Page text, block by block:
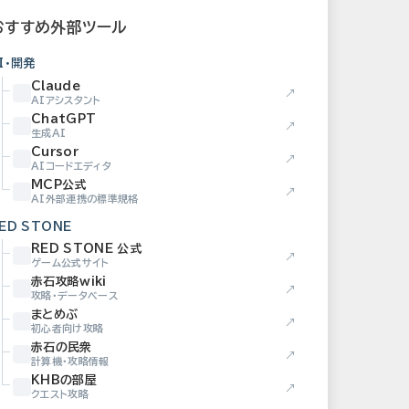
すすめ外部ツール
開発
Claude
AIアシスタント
↗
ChatGPT
生成AI
↗
Cursor
AIコードエディタ
↗
MCP公式
AI外部連携の標準規格
↗
STONE
RED STONE 公式
ゲーム公式サイト
↗
赤石攻略wiki
攻略・データベース
↗
まとめぶ
初心者向け攻略
↗
赤石の民衆
計算機・攻略情報
↗
KHBの部屋
クエスト攻略
↗